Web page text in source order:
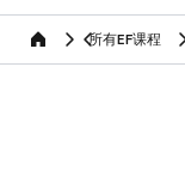
home 所有EF课程